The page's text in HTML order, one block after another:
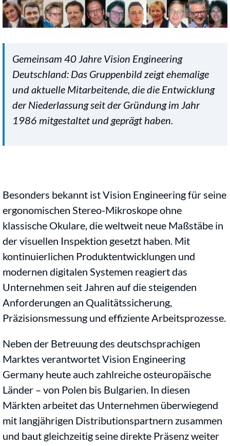
Gemeinsam 40 Jahre Vision Engineering
Deutschland: Das Gruppenbild zeigt ehemalige
und aktuelle Mitarbeitende, die die Entwicklung
der Niederlassung seit der Gründung im Jahr
1986 mitgestaltet und geprägt haben.
Besonders bekannt ist Vision Engineering für seine
ergonomischen Stereo-Mikroskope ohne
klassische Okulare, die weltweit neue Maßstäbe in
der visuellen Inspektion gesetzt haben. Mit
kontinuierlichen Produktentwicklungen und
modernen digitalen Systemen reagiert das
Unternehmen seit Jahren auf die steigenden
Anforderungen an Qualitätssicherung,
Präzisionsmessung und effiziente Arbeitsprozesse.
Neben der Betreuung des deutschsprachigen
Marktes verantwortet Vision Engineering
Germany heute auch zahlreiche osteuropäische
Länder – von Polen bis Bulgarien. In diesen
Märkten arbeitet das Unternehmen überwiegend
mit langjährigen Distributionspartnern zusammen
und baut gleichzeitig seine direkte Präsenz weiter